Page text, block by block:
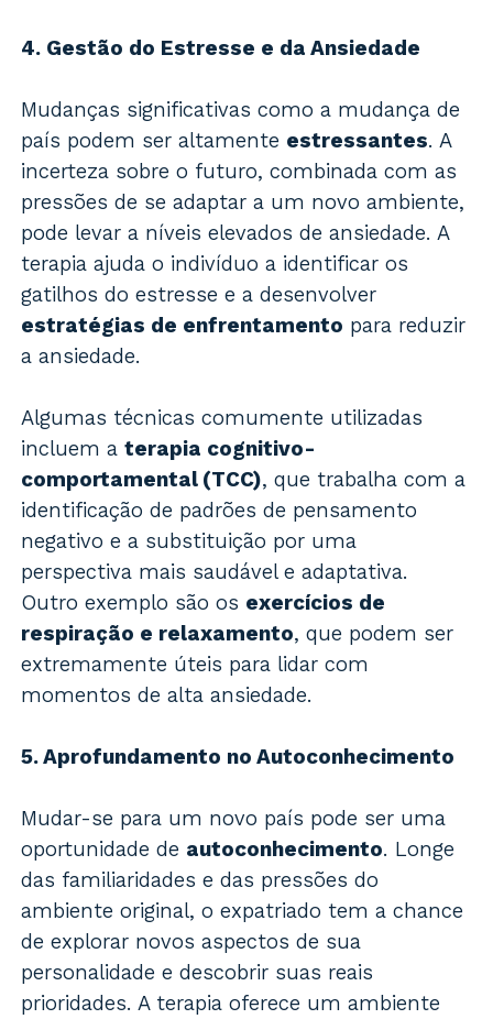
4. Gestão do Estresse e da Ansiedade
Mudanças significativas como a mudança de
país podem ser altamente estressantes. A
incerteza sobre o futuro, combinada com as
pressões de se adaptar a um novo ambiente,
pode levar a níveis elevados de ansiedade. A
terapia ajuda o indivíduo a identificar os
gatilhos do estresse e a desenvolver
estratégias de enfrentamento para reduzir
a ansiedade.
Algumas técnicas comumente utilizadas
incluem aterapia cognitivo-
comportamental (TCC), que trabalha com a
identificação de padrões de pensamento
negativo e a substituição por uma
perspectiva mais saudável e adaptativa.
Outro exemplo são os exercícios de
respiração e relaxamento, que podem ser
extremamente úteis para lidar com
momentos de alta ansiedade.
5. Aprofundamento no Autoconhecimento
Mudar-se para um novo país pode ser uma
oportunidade de autoconhecimento. Longe
das familiaridades e das pressões do
ambiente original, o expatriado tem a chance
de explorar novos aspectos de sua
personalidade e descobrir suas reais
prioridades. A terapia oferece um ambiente